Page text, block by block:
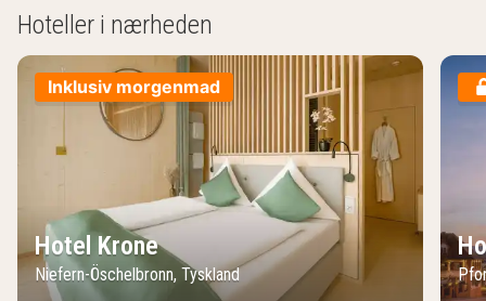
Hoteller i nærheden
Inklusiv morgenmad
Hotel Krone
Niefern-Öschelbronn, Tyskland